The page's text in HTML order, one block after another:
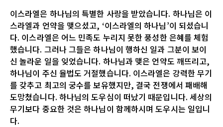
이스라엘은 하나님의 특별한 사랑을 받았습니다. 하나님은 이
스라엘과 언약을 맺으셨고, ‘이스라엘의 하나님’이 되셨습니
다. 이스라엘은 어느 민족도 누리지 못한 풍성한 은혜를 체험
했습니다. 그러나 그들은 하나님이 행하신 일과 그분이 보이
신 놀라운 일을 잊었습니다. 하나님과 맺은 언약도 깨뜨리고,
하나님이 주신 율법도 거절했습니다. 이스라엘은 강력한 무기
를 갖추고 최고의 궁수를 보유했지만, 결국 전쟁에서 패배해
도망쳤습니다. 하나님의 도우심이 떠났기 때문입니다. 세상의
무기보다 중요한 것은 하나님이 함께하시며 도우시는 일입니
다.